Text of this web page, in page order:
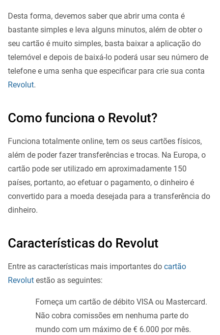
Desta forma, devemos saber que abrir uma conta é
bastante simples e leva alguns minutos, além de obter o
seu cartão é muito simples, basta baixar a aplicação do
telemóvel e depois de baixá-lo poderá usar seu número de
telefone e uma senha que especificar para crie sua conta
Revolut.
Como funciona o Revolut?
Funciona totalmente online, tem os seus cartões físicos,
além de poder fazer transferências e trocas. Na Europa, o
cartão pode ser utilizado em aproximadamente 150
países, portanto, ao efetuar o pagamento, o dinheiro é
convertido para a moeda desejada para a transferência do
dinheiro.
Características do Revolut
Entre as características mais importantes do cartão
Revolut estão as seguintes:
Forneça um cartão de débito VISA ou Mastercard.
Não cobra comissões em nenhuma parte do
mundo com um máximo de € 6.000 por mês.